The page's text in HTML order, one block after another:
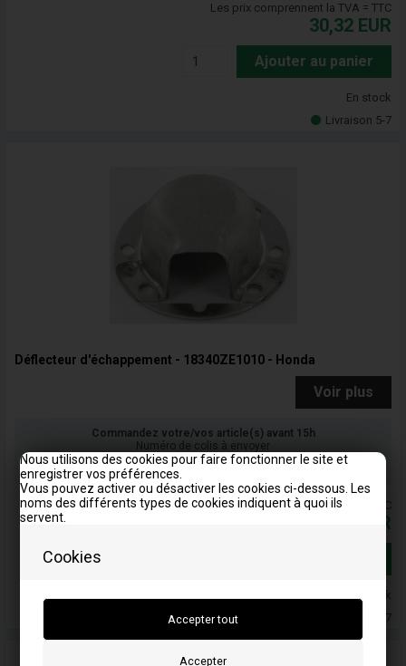
Cookies
Nous utilisons des cookies pour faire fonctionner le site et
enregistrer vos préférences.
Vous pouvez activer ou désactiver les cookies ci-dessous. Les
noms des différents types de cookies indiquent à quoi ils
servent.
Les prix comprennent la TVA = TTC
30,32 EUR
Ajouter au panier
En stock
Livraison 5-7
Déflecteur d'échappement - 18340ZE1010 - Honda
Voir plus
Commandez votre/vos article(s) avant 15h
Numéro de colis à envoyer
Votre commande sera expédiée le mandag
Les prix comprennent la TVA = TTC
EUR
En stock
Livraison 5-7